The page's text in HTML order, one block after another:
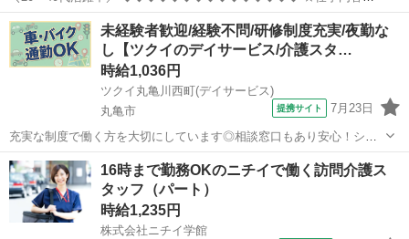
◆◆◆◆◆◆◆◆◆◆◆◆◆◆◆ *食材の切り込み *盛り付け *調理器
具、食器の洗浄 といった、簡単な調理補助業務だけでOK! 約10...
香川 坂出市 八十場駅 介護
未経験者歓迎/経験不問/研修制度充実/夜勤な
し【ツクイのデイサービス/介護スタ…
時給1,036円
ツクイ丸亀川西町(デイサービス)
丸亀市
提携サイト 7月23日
充実な制度で働く方を大切にしています◎相談窓口もあり安心！シフ
ト勤務で働きやすさ抜群の環境です。 ★☆ 働きやすいメリット多数
★☆ ＼＼サービス・職種の魅力／／ 「今私たちに求められていること
は何だろう」「どんな工夫を...
香川 丸亀市 介護
16時まで勤務OKのニチイで働く訪問介護ス
タッフ（パート）
時給1,235円
株式会社ニチイ学館